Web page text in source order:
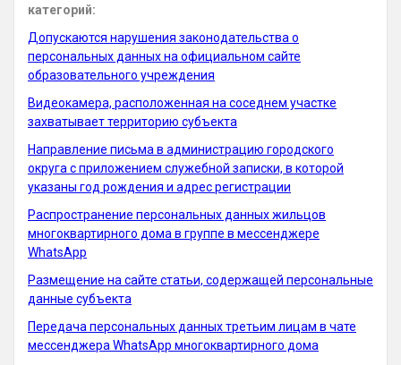
категорий:
Допускаются нарушения законодательства о
персональных данных на официальном сайте
образовательного учреждения
Видеокамера, расположенная на соседнем участке
захватывает территорию субъекта
Направление письма в администрацию городского
округа с приложением служебной записки, в которой
указаны год рождения и адрес регистрации
Распространение персональных данных жильцов
многоквартирного дома в группе в мессенджере
WhatsApp
Размещение на сайте статьи, содержащей персональные
данные субъекта
Передача персональных данных третьим лицам в чате
мессенджера WhatsApp многоквартирного дома